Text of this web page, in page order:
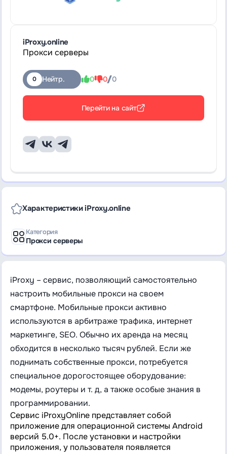
iProxy.online
Прокси серверы
0 Нейтр. 0 0 0
Перейти на сайт
Характеристики iProxy.online
Категория
Прокси серверы
iProxy – сервис, позволяющий самостоятельно
настроить мобильные прокси на своем
смартфоне. Мобильные прокси активно
используются в арбитраже трафика, интернет
маркетинге, SEO. Обычно их аренда на месяц
обходится в несколько тысяч рублей. Если же
поднимать собственные прокси, потребуется
специальное дорогостоящее оборудование:
модемы, роутеры и т. д, а также особые знания в
программировании.
Сервис iProxyOnline представляет собой
приложение для операционной системы Android
версий 5.0+. После установки и настройки
приложения, у пользователя появляется